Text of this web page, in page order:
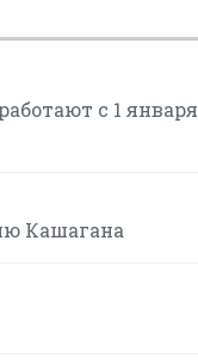
с 1 января
Кашагана